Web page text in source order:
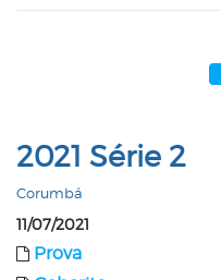
2021 Série 2
Corumbá
11/07/2021
Prova